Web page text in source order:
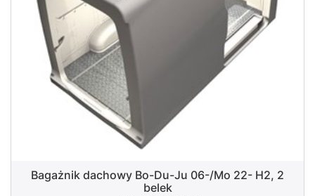
Bagażnik dachowy Bo-Du-Ju 06-/Mo 22- H2, 2
belek